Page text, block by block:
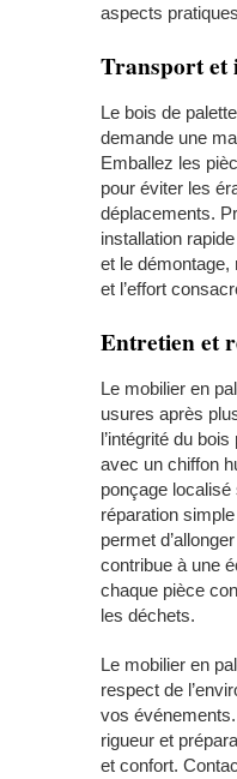
aspects
Transport et
Le bois de
demande une
Emballez les
pour éviter les
déplacements.
installation
et le démontage,
et l’effort
Entretien et
Le mobilier en
usures après
l’intégrité du
avec un chiffon
ponçage
réparation
permet
contribue à une
chaque pièce
les déchets.
Le mobilier en
respect de
vos
rigueur et
et confort.